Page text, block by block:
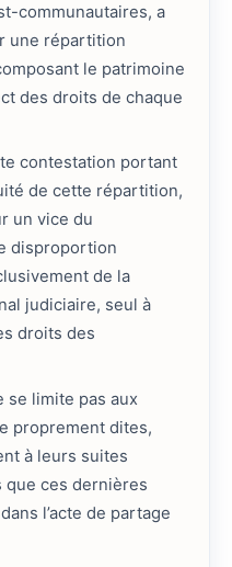
communautaires, a
une répartition
le patrimoine
des droits de chaque
contestation portant
de cette répartition,
un vice du
disproportion
de la
judiciaire, seul à
droits des
se limite pas aux
proprement dites,
à leurs suites
que ces dernières
l’acte de partage